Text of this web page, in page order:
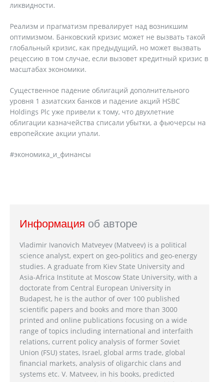
ликвидности.
Реализм и прагматизм превалирует над возникшим
оптимизмом. Банковский кризис может не вызвать такой
глобальный кризис, как предыдущий, но может вызвать
рецессию в том случае, если вызовет кредитный кризис в
масштабах экономики.
Существенное падение облигаций дополнительного
уровня 1 азиатских банков и падение акций HSBC
Holdings Plc уже привели к тому, что двухлетние
облигации казначейства списали убытки, а фьючерсы на
европейские акции упали.
#экономика_и_финансы
Информация об авторе
Vladimir Ivanovich Matveyev (Matveev) is a political
science analyst, expert on geo-politics and geo-energy
studies. A graduate from Kiev State University and
Asia-Africa Institute at Moscow State University, with a
doctorate from Central European University in
Budapest, he is the author of over 100 published
scientific papers and books and more than 3000
printed and online publications focusing on a wide
range of topics including international and interfaith
relations, current policy analysis of former Soviet
Union (FSU) states, Israel, global arms trade, global
financial markets, analysis of oligarchic clans and
systems etc. V. Matveev, in his books, predicted